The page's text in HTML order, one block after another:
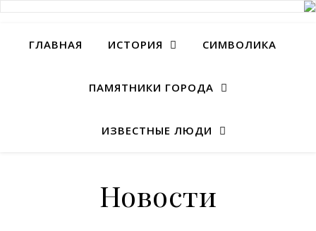
ГЛАВНАЯ ИСТОРИЯ СИМВОЛИКА
ПАМЯТНИКИ ГОРОДА
ИЗВЕСТНЫЕ ЛЮДИ
Новости